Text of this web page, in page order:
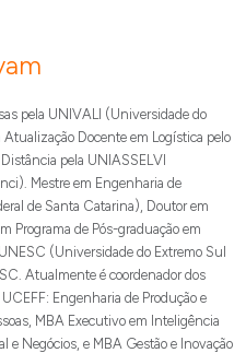
pela UNIVALI (Universidade do
Docente em Logística pelo
pela UNIASSELVI
Mestre em Engenharia de
de Santa Catarina), Doutor em
Programa de Pós-graduação em
(Universidade do Extremo Sul
Atualmente é coordenador dos
Engenharia de Produção e
MBA Executivo em Inteligência
e Negócios, e MBA Gestão e Inovação